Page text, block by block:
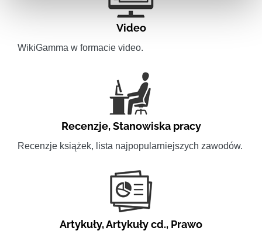
Video
WikiGamma w formacie video.
Recenzje,Stanowiska pracy
Recenzje książek, lista najpopularniejszych zawodów.
Artykuły,Artykuły cd., Prawo